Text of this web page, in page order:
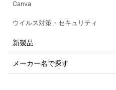
Canva
ウイルス対策・セキュリティ
新製品
メーカー名で探す